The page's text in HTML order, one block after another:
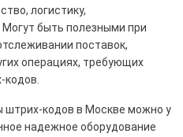
логистику,
Могут быть полезными при
поставок,
операциях, требующих
штрих-кодов в Москве можно у
надежное оборудование